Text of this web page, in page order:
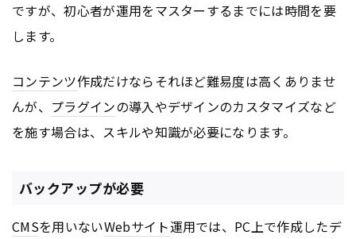
ですが、初心者が運用をマスターするまでには時間を要
します。
コンテンツ作成だけならそれほど難易度は高くありませ
んが、 プラグインの導入やデザインのカスタマイズなど
を施す場合は、スキルや知識が必要になります。
バックアップが必要
CMSを用いないWebサイト運用では、PC上で作成したデ